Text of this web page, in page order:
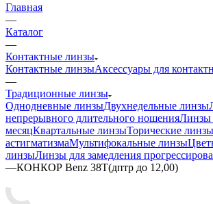
Главная
—
Каталог
—
Контактные линзы
Контактные линзыАксессуары для
—
Традиционные линзы
Однодневные линзыДвухнедельные линзы
непрерывного длительного ношенияЛинзы
месяцКвартальные линзыТорические
астигматизмаМультифокальные линзы
линзыЛинзы для замедления
—КОНКОР Benz 38T(дптр до 12,00)